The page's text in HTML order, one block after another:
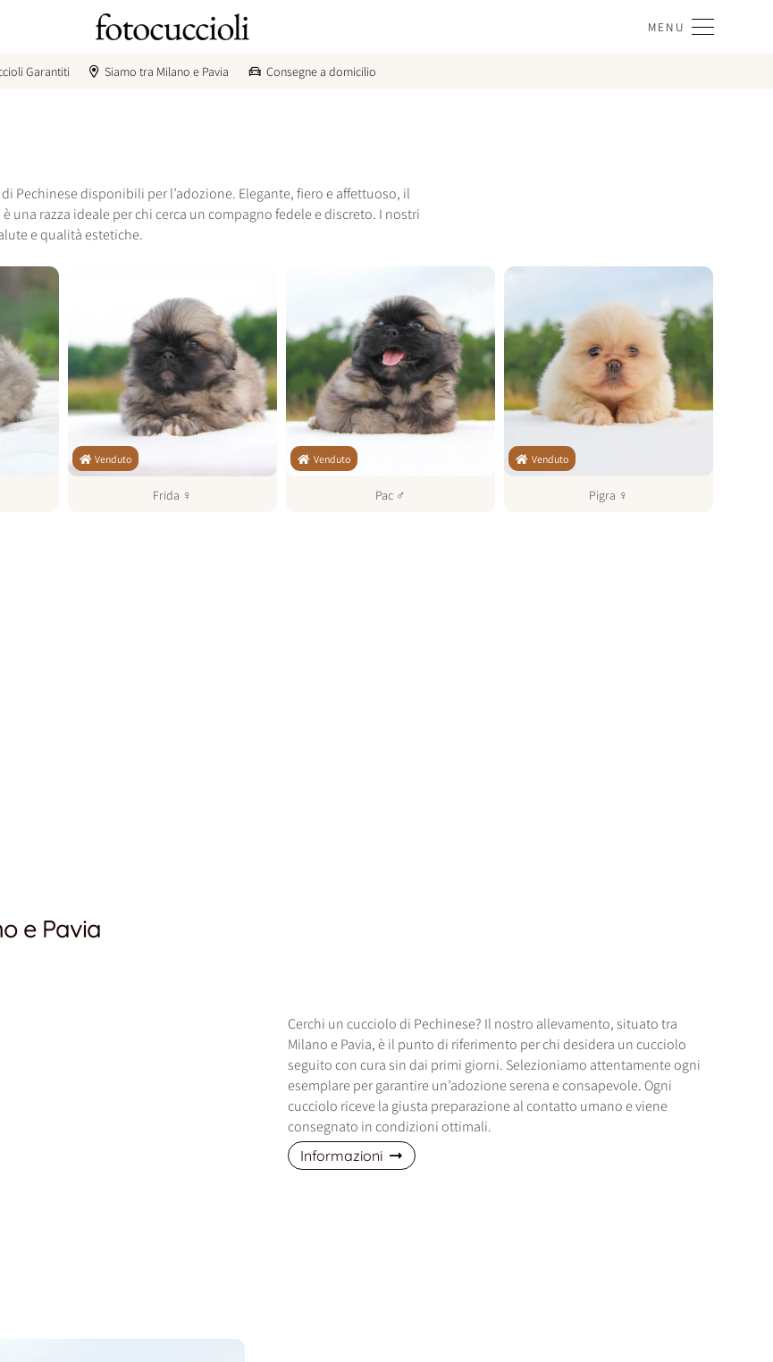
MENU
Garantiti Siamo tra Milano e Pavia Consegne a domicilio
Pechinese disponibili per l’adozione. Elegante, fiero e affettuoso, il
una razza ideale per chi cerca un compagno fedele e discreto. I nostri
e qualità estetiche.
Venduto
Frida ♀
Venduto
Pac ♂
Venduto
Pigra ♀
e Pavia
Cerchi un cucciolo di Pechinese? Il nostro allevamento, situato tra
Milano e Pavia, è il punto di riferimento per chi desidera un cucciolo
seguito con cura sin dai primi giorni. Selezioniamo attentamente ogni
esemplare per garantire un’adozione serena e consapevole. Ogni
cucciolo riceve la giusta preparazione al contatto umano e viene
consegnato in condizioni ottimali.
Informazioni